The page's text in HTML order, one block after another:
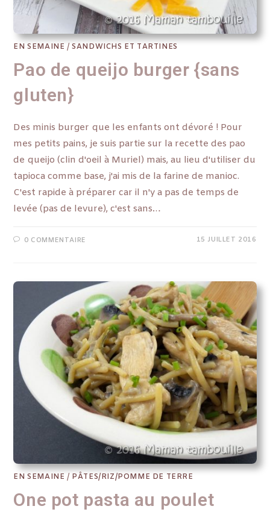
EN SEMAINE /SANDWICHS ET TARTINES
Pao de queijo burger {sans
gluten}
Des minis burger que les enfants ont dévoré ! Pour
mes petits pains, je suis partie sur la recette des pao
de queijo (clin d'oeil à Muriel) mais, au lieu d'utiliser du
tapioca comme base, j'ai mis de la farine de manioc.
C'est rapide à préparer car il n'y a pas de temps de
levée (pas de levure), c'est sans…
0 COMMENTAIRE 15 JUILLET 2016
EN SEMAINE / PÂTES/RIZ/POMME DE TERRE
One pot pasta au poulet